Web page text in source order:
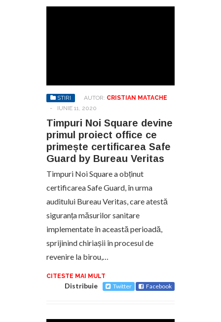
STIRI AUTOR: CRISTIAN MATACHE
-
IUNIE 11, 2020
Timpuri Noi Square devine
primul proiect office ce
primește certificarea Safe
Guard by Bureau Veritas
Timpuri Noi Square a obținut
certificarea Safe Guard, în urma
auditului Bureau Veritas, care atestă
siguranța măsurilor sanitare
implementate în această perioadă,
sprijinind chiriașii în procesul de
revenire la birou,…
CITESTE MAI MULT
Distribuie Twitter Facebook